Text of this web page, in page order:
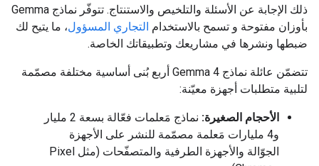
ذلك الإجابة عن الأسئلة والتلخيص والاستنتاج. تتوفّر نماذج Gemma
بأوزان مفتوحة و تسمح بالاستخدام التجاري المسؤول، ما يتيح لك
ضبطها ونشرها في مشاريعك وتطبيقاتك الخاصة.
تتضمّن عائلة نماذج Gemma 4 أربع بُنى أساسية مختلفة مصمّمة
لتلبية متطلبات أجهزة معيّنة:
الأحجام الصغيرة:
نماذج مَعلمات فعّالة بسعة 2 مليار
و4 مليارات مَعلمة مصمّمة للنشر على الأجهزة
الجوّالة والأجهزة الطرفية والمتصفّحات (مثل Pixel